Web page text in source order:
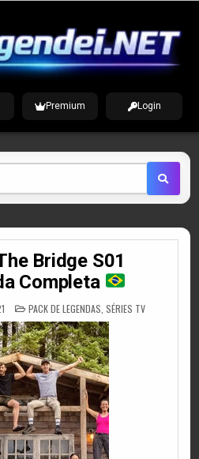
Premium Login
Bridge S01
Completa
POSTED
IN
PACK DE LEGENDAS SÉRIES TV